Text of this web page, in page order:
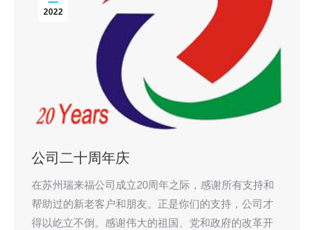
2022
公司二十周年庆
在苏州瑞来福公司成立20周年之际，感谢所有支持和
帮助过的新老客户和朋友。正是你们的支持，公司才
得以屹立不倒。感谢伟大的祖国、党和政府的改革开